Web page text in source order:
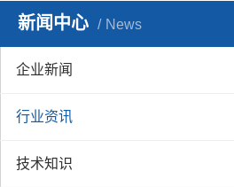
新闻中心 News
企业新闻
行业资讯
技术知识